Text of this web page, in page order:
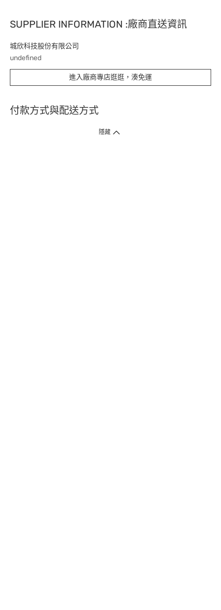
SUPPLIER INFORMATION :廠商直送資訊
城欣科技股份有限公司
undefined
進入廠商專店逛逛，湊免運
付款方式與配送方式
隱藏